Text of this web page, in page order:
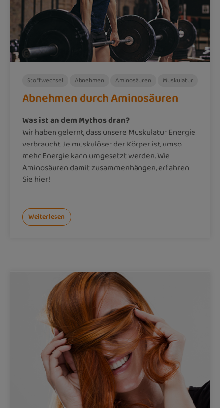
Stoffwechsel Abnehmen Aminosäuren Muskulatur
Abnehmen durch Aminosäuren
Was ist an dem Mythos dran?
Wir haben gelernt, dass unsere Muskulatur Energie
verbraucht. Je muskulöser der Körper ist, umso
mehr Energie kann umgesetzt werden. Wie
Aminosäuren damit zusammenhängen, erfahren
Sie hier!
Weiterlesen